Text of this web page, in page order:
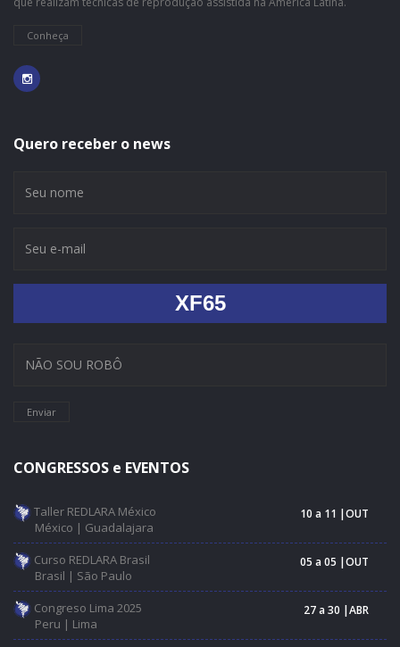
Conheça
Quero receber o news
XF65
Enviar
CONGRESSOS e EVENTOS
Taller REDLARA México
México | Guadalajara
10 a 11 |OUT
Curso REDLARA Brasil
Brasil | São Paulo
05 a 05 |OUT
Congreso Lima 2025
Peru | Lima
27 a 30 |ABR